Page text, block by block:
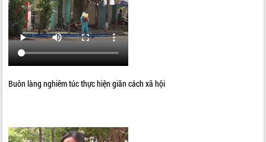
Buôn làng nghiêm túc thực hiện giãn cách xã hội